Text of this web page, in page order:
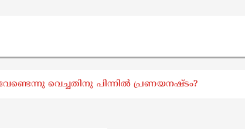
വെച്ചതിനു പിന്നിൽ പ്രണയനഷ്ടം?